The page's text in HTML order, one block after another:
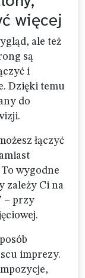
więcej
ale też
są
i
Dzięki temu
do
łączyć
wygodne
zależy Ci na
– przy
imprezy.